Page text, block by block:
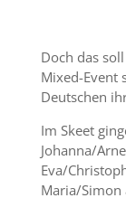
Doch das
Mixed-Event
Deutschen
Im Skeet
Johanna/
Eva/
Maria/Simon